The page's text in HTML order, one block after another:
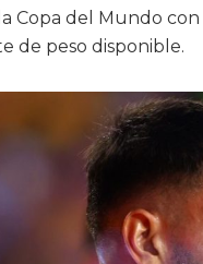
Copa del Mundo
de peso disponible.